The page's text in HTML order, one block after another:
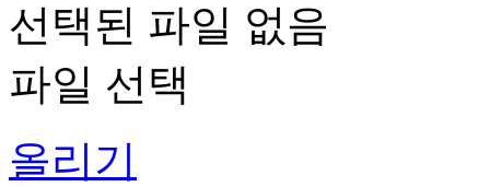
선택된 파일 없음
파일 선택
올리기